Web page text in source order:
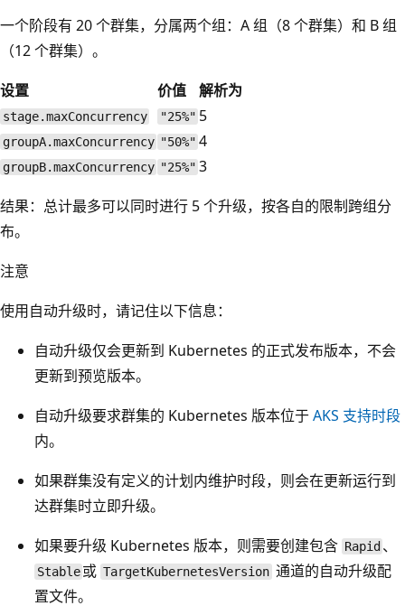
一个阶段有 20 个群集，分属两个组：A 组（8 个群集）和 B 组
（12 个群集）。
设置
价值 解析为
stage.maxConcurrency "25%" 5
groupA.maxConcurrency "50%" 4
groupB.maxConcurrency "25%" 3
结果：总计最多可以同时进行 5 个升级，按各自的限制跨组分
布。
注意
使用自动升级时，请记住以下信息：
自动升级仅会更新到 Kubernetes 的正式发布版本，不会
更新到预览版本。
自动升级要求群集的 Kubernetes 版本位于AKS 支持时段
内。
如果群集没有定义的计划内维护时段，则会在更新运行到
达群集时立即升级。
如果要升级 Kubernetes 版本，则需要创建包含 Rapid 、
Stable 或 TargetKubernetesVersion 通道的自动升级配
置文件。